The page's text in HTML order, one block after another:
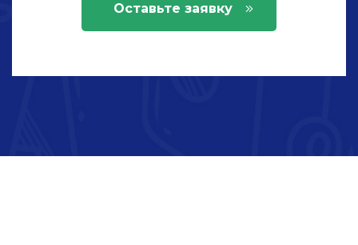
Оставьте заявку